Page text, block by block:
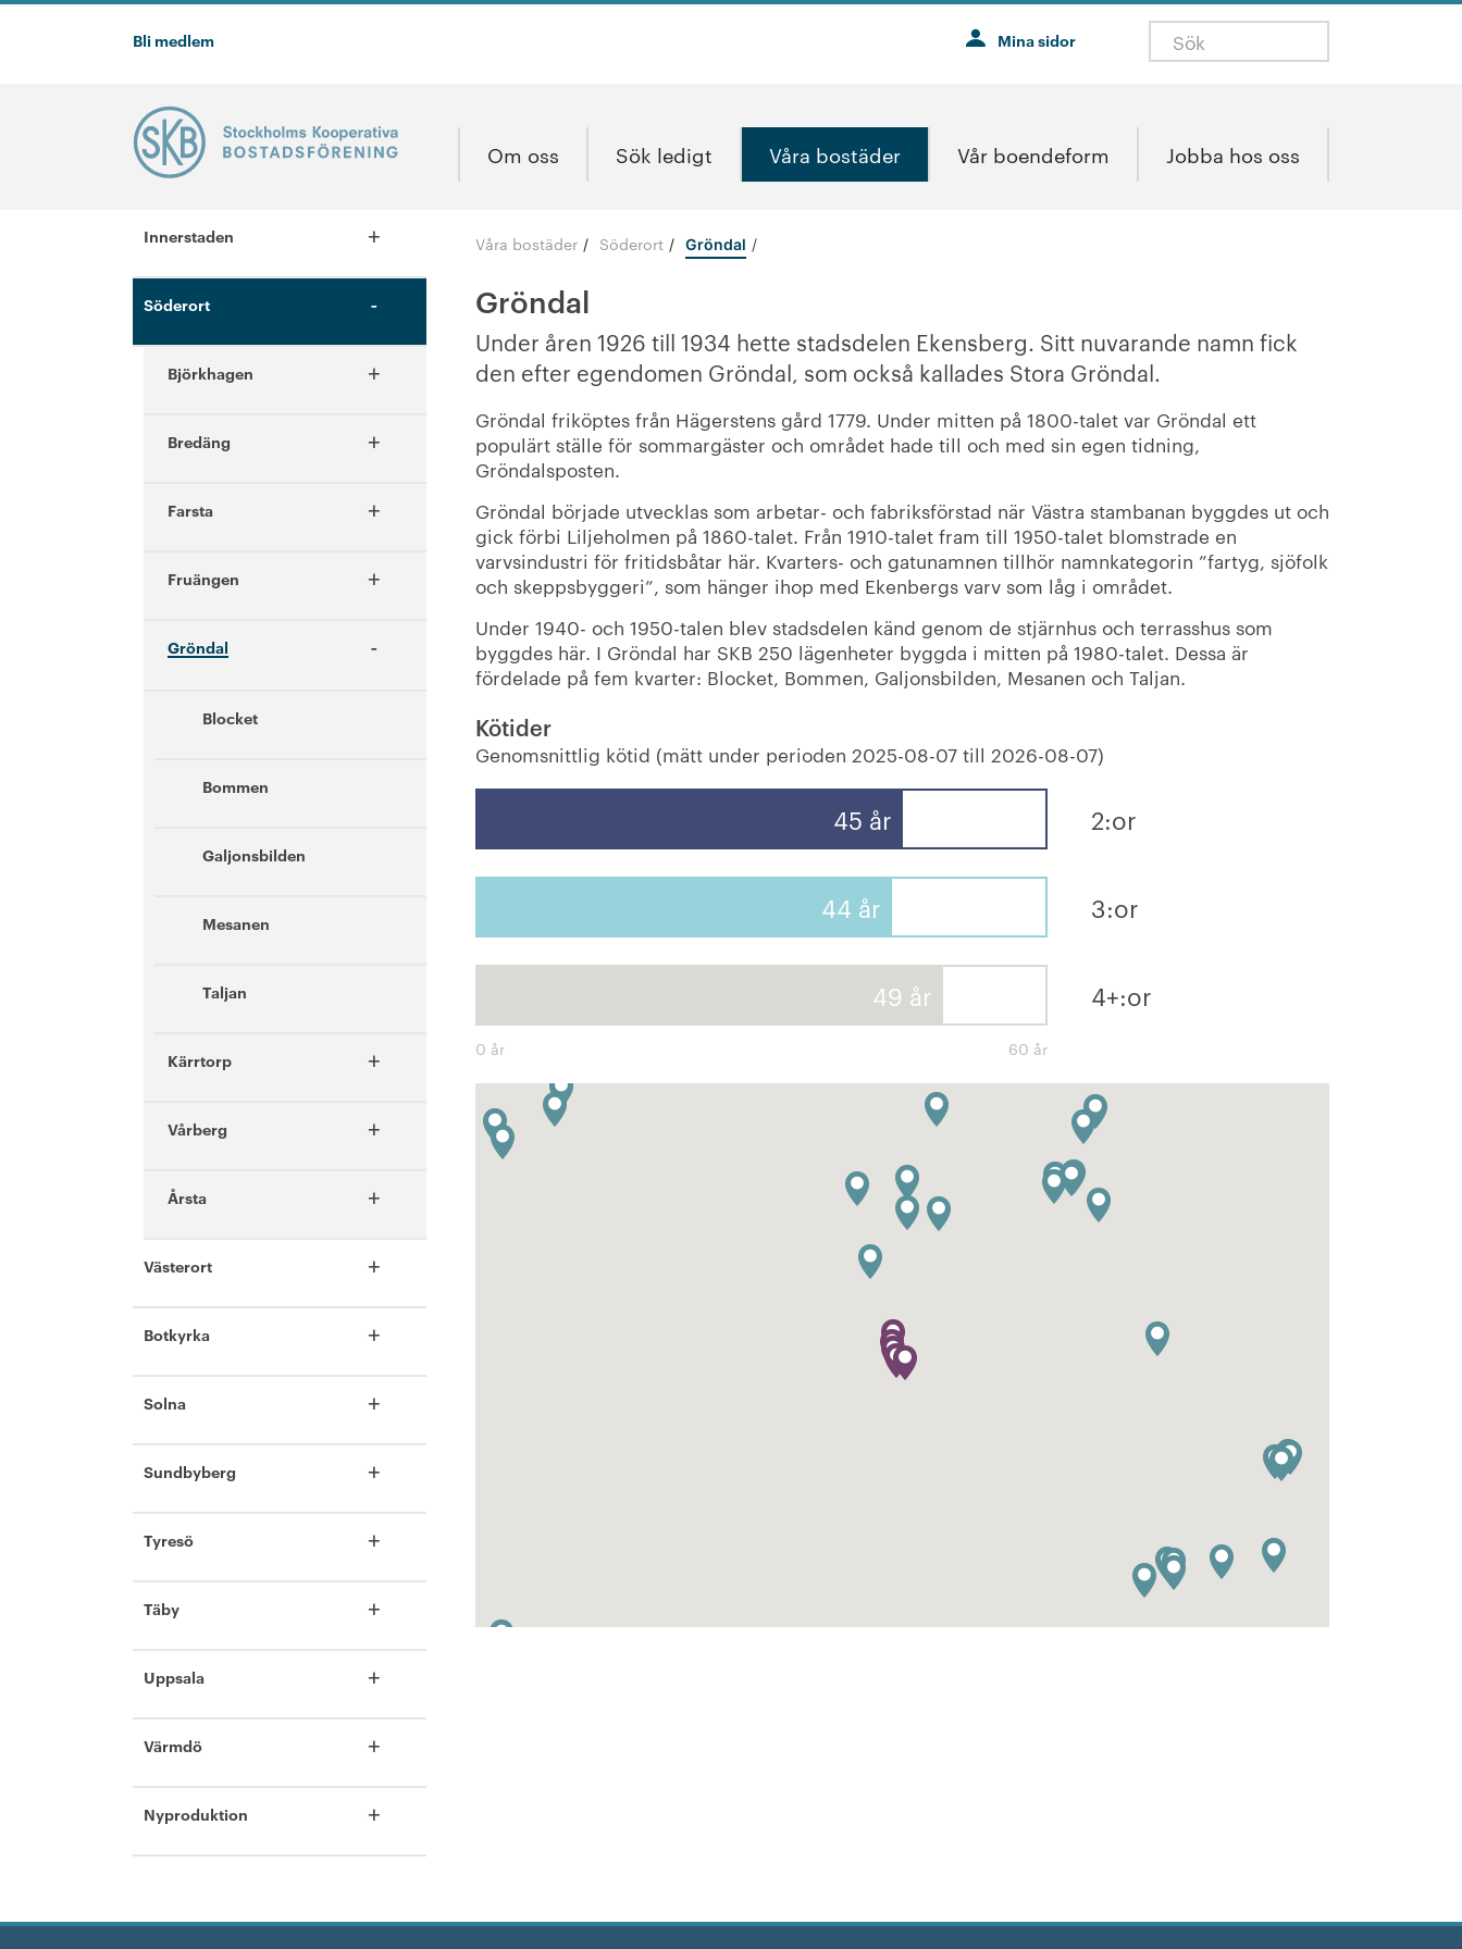
Bli medlem Mina sidor
Om oss Sök ledigt Våra bostäder Vår boendeform Jobba hos oss
+
Innerstaden
-
Söderort
+
Björkhagen
+
Bredäng
+
Farsta
+
Fruängen
-
Gröndal
Blocket
Bommen
Galjonsbilden
Mesanen
Taljan
+
Kärrtorp
+
Vårberg
+
Årsta
+
Västerort
+
Botkyrka
+
Solna
+
Sundbyberg
+
Tyresö
+
Täby
+
Uppsala
+
Värmdö
+
Nyproduktion
Våra bostäder / Söderort / Gröndal
Gröndal
Under åren 1926 till 1934 hette stadsdelen Ekensberg. Sitt nuvarande namn fick
den efter egendomen Gröndal, som också kallades Stora Gröndal.
Gröndal friköptes från Hägerstens gård 1779. Under mitten på 1800-talet var Gröndal ett
populärt ställe för sommargäster och området hade till och med sin egen tidning,
Gröndalsposten.
Gröndal började utvecklas som arbetar- och fabriksförstad när Västra stambanan byggdes ut och
gick förbi Liljeholmen på 1860-talet. Från 1910-talet fram till 1950-talet blomstrade en
varvsindustri för fritidsbåtar här. Kvarters- och gatunamnen tillhör namnkategorin ”fartyg, sjöfolk
och skeppsbyggeri”, som hänger ihop med Ekenbergs varv som låg i området.
Under 1940- och 1950-talen blev stadsdelen känd genom de stjärnhus och terrasshus som
byggdes här. I Gröndal har SKB 250 lägenheter byggda i mitten på 1980-talet. Dessa är
fördelade på fem kvarter: Blocket, Bommen, Galjonsbilden, Mesanen och Taljan.
Kötider
Genomsnittlig kötid (mätt under perioden 2025-08-07 till 2026-08-07)
45 år 2:or
44 år 3:or
49 år 4+:or
0 år 60 år